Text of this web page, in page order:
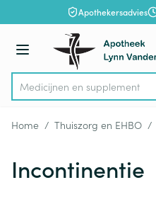
Ga naar de inhoudApothekersadvies
Menu
Product, merk, categorie...
Me
Home / Thuiszorg en EHBO /
Incontinentie